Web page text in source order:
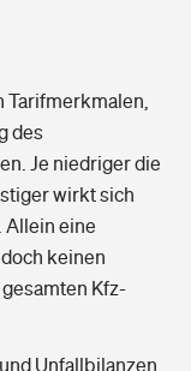
Tarifmerkmalen,
des
Je niedriger die
wirkt sich
Allein eine
keinen
Kfz-
Unfallbilanzen